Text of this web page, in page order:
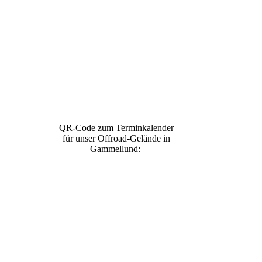
QR-Code zum Terminkalender
für unser Offroad-Gelände in
Gammellund: